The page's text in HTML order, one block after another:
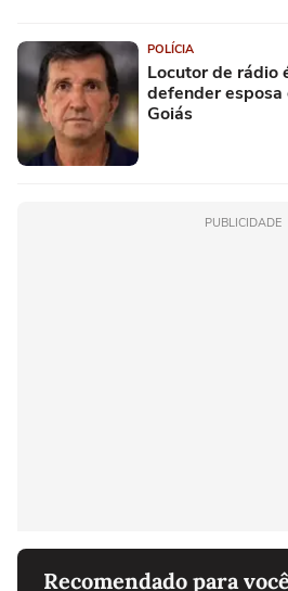
POLÍCIA
Locutor de rádio
defender
Goiás
PUBLICIDADE
Recomendado para você